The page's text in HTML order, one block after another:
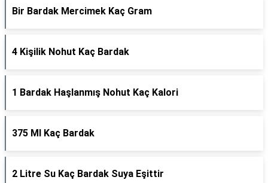
Bir Bardak Mercimek Kaç Gram
4 Kişilik Nohut Kaç Bardak
1 Bardak Haşlanmış Nohut Kaç Kalori
375 Ml Kaç Bardak
2 Litre Su Kaç Bardak Suya Eşittir